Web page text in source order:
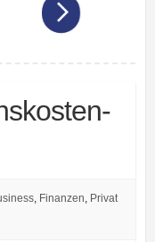
, Finanzen, Privat